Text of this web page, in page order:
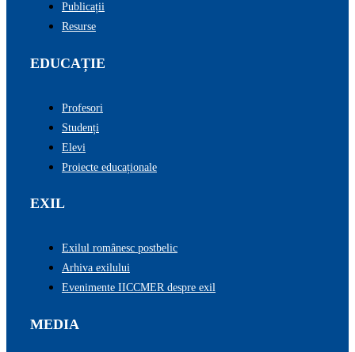
Publicații
Resurse
EDUCAȚIE
Profesori
Studenți
Elevi
Proiecte educaționale
EXIL
Exilul românesc postbelic
Arhiva exilului
Evenimente IICCMER despre exil
MEDIA